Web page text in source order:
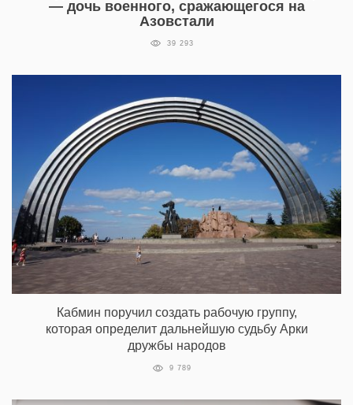
— дочь военного, сражающегося на
Азовстали
39 293
Кабмин поручил создать рабочую группу,
которая определит дальнейшую судьбу Арки
дружбы народов
9 789